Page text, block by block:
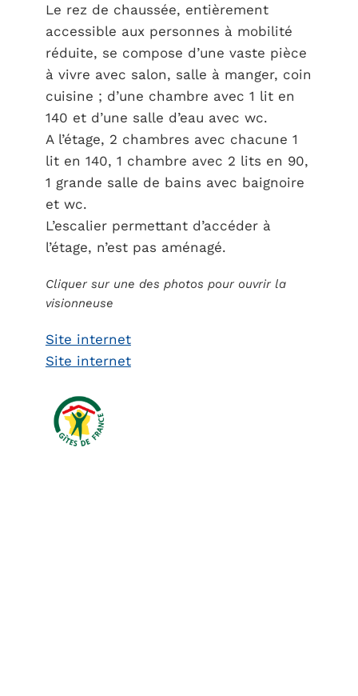
Le rez de chaussée, entièrement
accessible aux personnes à mobilité
réduite, se compose d’une vaste pièce
à vivre avec salon, salle à manger, coin
cuisine ; d’une chambre avec 1 lit en
140 et d’une salle d’eau avec wc.
A l’étage, 2 chambres avec chacune 1
lit en 140, 1 chambre avec 2 lits en 90,
1 grande salle de bains avec baignoire
et wc.
L’escalier permettant d’accéder à
l’étage, n’est pas aménagé.
Cliquer sur une des photos pour ouvrir la
visionneuse
Site internet
Site internet